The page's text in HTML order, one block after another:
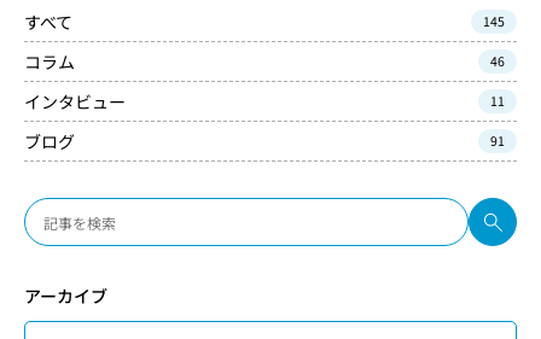
すべて
145
コラム 46
インタビュー 11
ブログ 91
アーカイブ